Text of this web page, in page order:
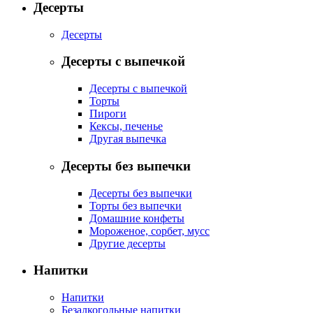
Десерты
Десерты
Десерты с выпечкой
Десерты с выпечкой
Торты
Пироги
Кексы, печенье
Другая выпечка
Десерты без выпечки
Десерты без выпечки
Торты без выпечки
Домашние конфеты
Мороженое, сорбет, мусс
Другие десерты
Напитки
Напитки
Безалкогольные напитки